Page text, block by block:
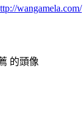
wangamela.com/